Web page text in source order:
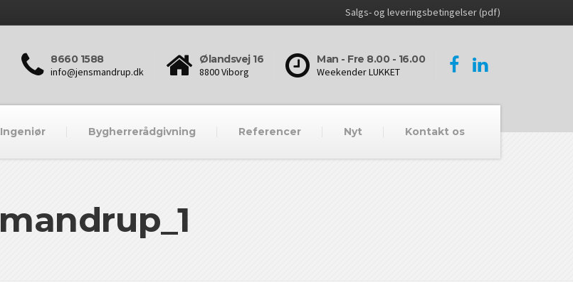
Salgs- og leveringsbetingelser (pdf)
8660 1588
info@jensmandrup.dk
Ølandsvej 16
8800 Viborg
Man - Fre 8.00 - 16.00
Weekender LUKKET
Ingeniør Bygherrerådgivning Referencer Nyt Kontakt os
mandrup_1